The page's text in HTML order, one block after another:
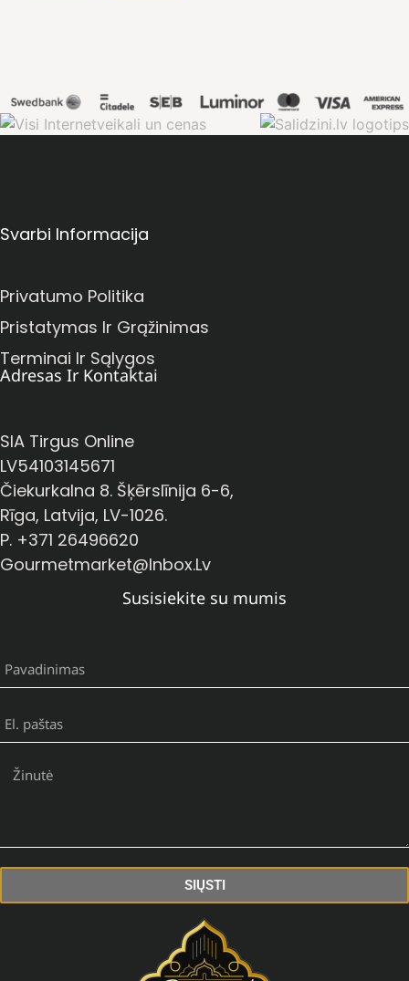
Svarbi Informacija
Privatumo Politika
Pristatymas Ir Grąžinimas
Terminai Ir Sąlygos
Adresas Ir Kontaktai
SIA Tirgus Online
LV54103145671
Čiekurkalna 8. Šķērslīnija 6-6,
Rīga, Latvija, LV-1026.
P. +371 26496620
Gourmetmarket@inbox.lv
Susisiekite su mumis
SIŲSTI